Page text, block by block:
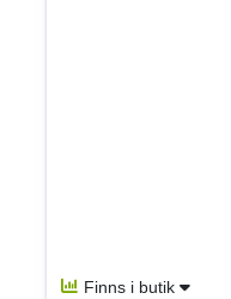
Finns i butik